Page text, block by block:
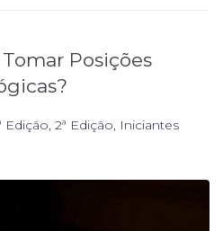
Posições
Edição, 2ª Edição, Iniciantes